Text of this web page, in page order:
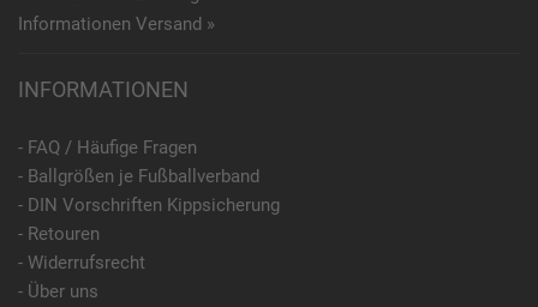
Informationen Versand »
INFORMATIONEN
- FAQ / Häufige Fragen
- Ballgrößen je Fußballverband
- DIN Vorschriften Kippsicherung
- Retouren
- Widerrufsrecht
- Über uns